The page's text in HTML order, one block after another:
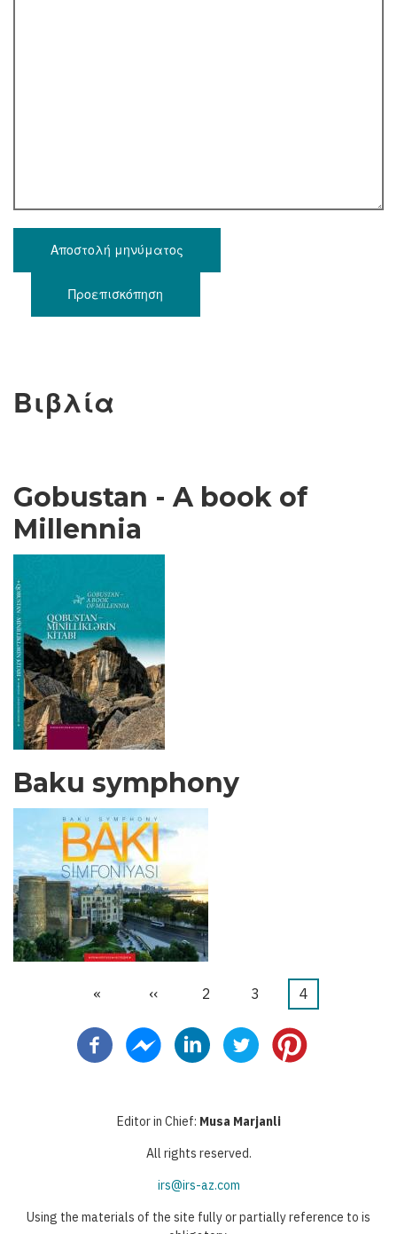
Βιβλία
Gobustan - A book of
Millennia
Baku symphony
First
«
Προηγούμενη
‹‹ Σελίδα
2 Σελίδα
3
Τρέχουσα
4
Editor in Chief: Musa Marjanli
All rights reserved.
irs@irs-az.com
Using the materials of the site fully or partially reference to is